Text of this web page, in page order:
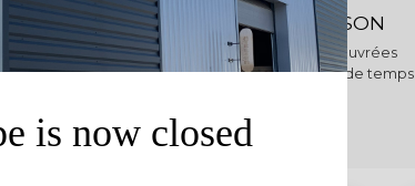
tout achat
INFO LIVRAISON
Expédié sous 48h ouvrées
Chez vous en un rien de temps
is now closed